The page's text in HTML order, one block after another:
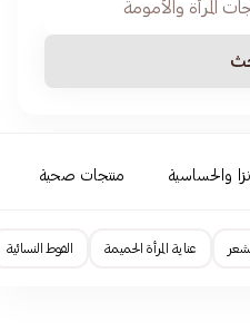
والحساسية منتجات صحية
عناية المرأة الحميمة الفوط النسائية